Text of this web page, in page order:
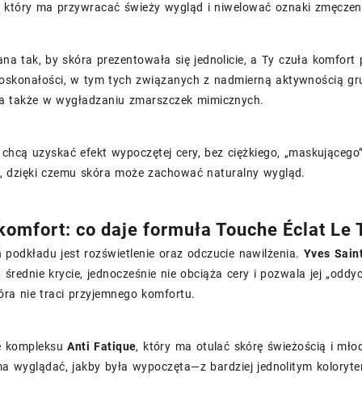
ma przywracać świeży wygląd i niwelować oznaki
tak, by skóra prezentowała się jednolicie, a Ty czuła komfort
w tym tych związanych z nadmierną aktywnością
także w wygładzaniu zmarszczek mimicznych.
uzyskać efekt wypoczętej cery, bez ciężkiego,
czemu skóra może zachować naturalny wygląd.
co daje formuła Touche Éclat Le
podkładu jest rozświetlenie oraz odczucie nawilżenia. Yves
średnie krycie, jednocześnie nie obciąża cery i pozwala jej
nie traci przyjemnego komfortu.
kompleksuAnti Fatique, który ma otulać skórę świeżością i
wyglądać, jakby była wypoczęta—z bardziej jednolitym